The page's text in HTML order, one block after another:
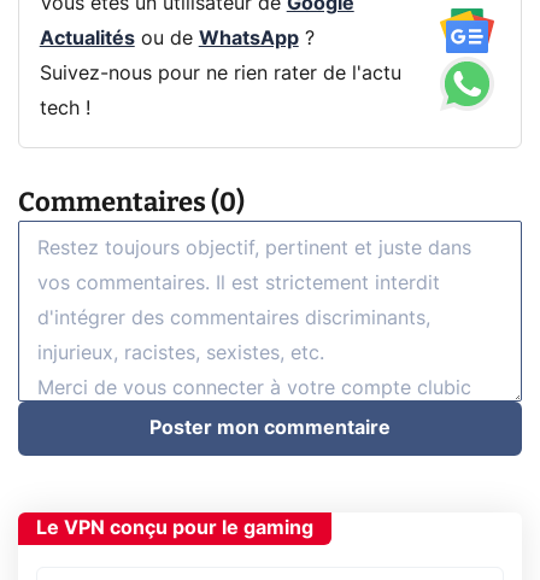
Vous êtes un utilisateur de Google
Actualitésou de WhatsApp?
Suivez-nous pour ne rien rater de l'actu
tech !
Commentaires (0)
Poster mon commentaire
Le VPN conçu pour le gaming